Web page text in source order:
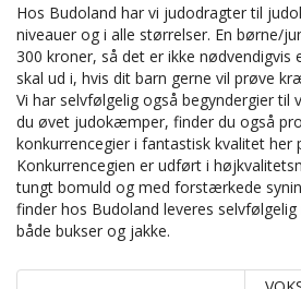
Hos Budoland har vi judodragter til
niveauer og i alle størrelser. En børne/
300 kroner, så det er ikke nødvendigvis
skal ud i, hvis dit barn gerne vil prøve
Vi har selvfølgelig også begyndergier
du øvet judokæmper, finder du også
konkurrencegier i fantastisk kvalitet her
Konkurrencegien er udført i
tungt bomuld og med forstærkede
finder hos Budoland leveres
både bukser og jakke.